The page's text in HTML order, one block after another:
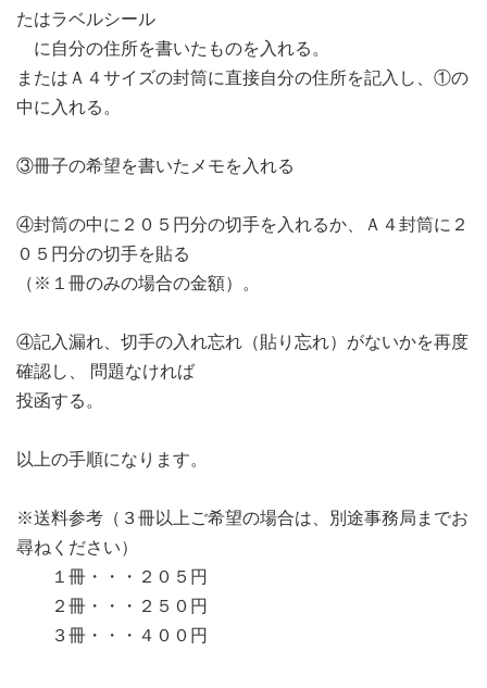
たはラベルシール
に自分の住所を書いたものを入れる。
またはＡ４サイズの封筒に直接自分の住所を記入し、①の
中に入れる。
③冊子の希望を書いたメモを入れる
④封筒の中に２０５円分の切手を入れるか、Ａ４封筒に２
０５円分の切手を貼る
（※１冊のみの場合の金額）。
④記入漏れ、切手の入れ忘れ（貼り忘れ）がないかを再度
確認し、 問題なければ
投函する。
以上の手順になります。
※送料参考（３冊以上ご希望の場合は、別途事務局までお
尋ねください）
１冊・・・２０５円
２冊・・・２５０円
３冊・・・４００円